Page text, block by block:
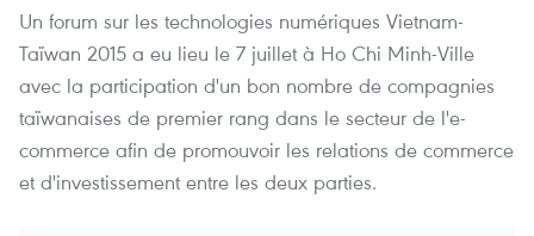
Un forum sur les technologies numériques Vietnam-
Taïwan 2015 a eu lieu le 7 juillet à Ho Chi Minh-Ville
avec la participation d'un bon nombre de compagnies
taïwanaises de premier rang dans le secteur de l'e-
commerce afin de promouvoir les relations de commerce
et d'investissement entre les deux parties.